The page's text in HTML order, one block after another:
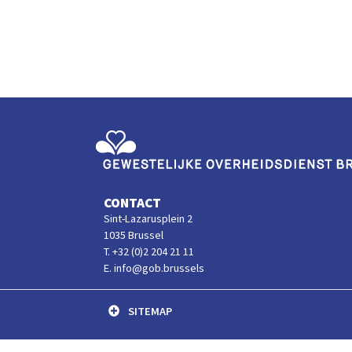
CONTACT
Sint-Lazarusplein 2
1035 Brussel
T. +32 (0)2 204 21 11
E. info@gob.brussels
SITEMAP